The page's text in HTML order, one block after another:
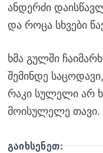
ანდერძი
და როცა სხვები
ხმა გულში
შემინდე საცოდავი,
რაკი სულელი არ
მოისულელე თავი.
ᲒᲐᲘᲮᲡᲔᲜᲔᲗ: